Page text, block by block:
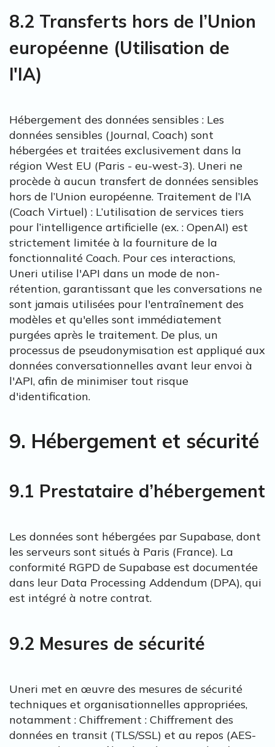
8.2 Transferts hors de l’Union
européenne (Utilisation de
l'IA)
Hébergement des données sensibles : Les
données sensibles (Journal, Coach) sont
hébergées et traitées exclusivement dans la
région West EU (Paris - eu-west-3). Uneri ne
procède à aucun transfert de données sensibles
hors de l’Union européenne. Traitement de l’IA
(Coach Virtuel) : L’utilisation de services tiers
pour l’intelligence artificielle (ex. : OpenAI) est
strictement limitée à la fourniture de la
fonctionnalité Coach. Pour ces interactions,
Uneri utilise l'API dans un mode de non-
rétention, garantissant que les conversations ne
sont jamais utilisées pour l'entraînement des
modèles et qu'elles sont immédiatement
purgées après le traitement. De plus, un
processus de pseudonymisation est appliqué aux
données conversationnelles avant leur envoi à
l'API, afin de minimiser tout risque
d'identification.
9. Hébergement et sécurité
9.1 Prestataire d’hébergement
Les données sont hébergées par Supabase, dont
les serveurs sont situés à Paris (France). La
conformité RGPD de Supabase est documentée
dans leur Data Processing Addendum (DPA), qui
est intégré à notre contrat.
9.2 Mesures de sécurité
Uneri met en œuvre des mesures de sécurité
techniques et organisationnelles appropriées,
notamment : Chiffrement : Chiffrement des
données en transit (TLS/SSL) et au repos (AES-